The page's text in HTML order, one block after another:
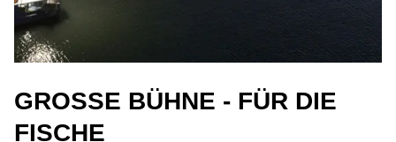
GROSSE BÜHNE - FÜR DIE F
ISCHE